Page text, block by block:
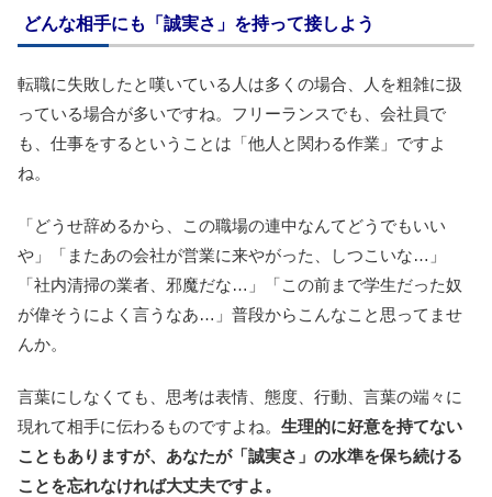
どんな相手にも「誠実さ」を持って接しよう
転職に失敗したと嘆いている人は多くの場合、人を粗雑に扱
っている場合が多いですね。フリーランスでも、会社員で
も、仕事をするということは「他人と関わる作業」ですよ
ね。
「どうせ辞めるから、この職場の連中なんてどうでもいい
や」「またあの会社が営業に来やがった、しつこいな…」
「社内清掃の業者、邪魔だな…」「この前まで学生だった奴
が偉そうによく言うなあ…」普段からこんなこと思ってませ
んか。
言葉にしなくても、思考は表情、態度、行動、言葉の端々に
現れて相手に伝わるものですよね。 生理的に好意を持てない
こともありますが、あなたが「誠実さ」の水準を保ち続ける
ことを忘れなければ大丈夫ですよ。